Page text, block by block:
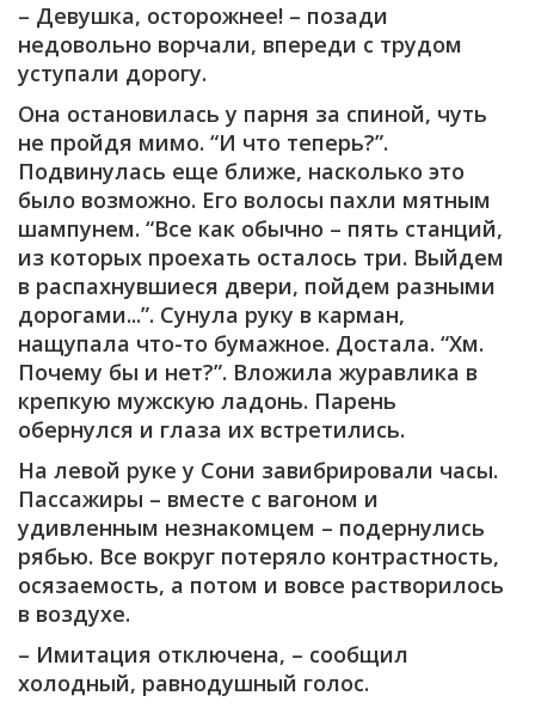
– Девушка, осторожнее! – позади
недовольно ворчали, впереди с трудом
уступали дорогу.
Она остановилась у парня за спиной, чуть
не пройдя мимо. “И что теперь?”.
Подвинулась еще ближе, насколько это
было возможно. Его волосы пахли мятным
шампунем. “Все как обычно – пять станций,
из которых проехать осталось три. Выйдем
в распахнувшиеся двери, пойдем разными
дорогами...”. Сунула руку в карман,
нащупала что-то бумажное. Достала. “Хм.
Почему бы и нет?”. Вложила журавлика в
крепкую мужскую ладонь. Парень
обернулся и глаза их встретились.
На левой руке у Сони завибрировали часы.
Пассажиры – вместе с вагоном и
удивленным незнакомцем – подернулись
рябью. Все вокруг потеряло контрастность,
осязаемость, а потом и вовсе растворилось
в воздухе.
– Имитация отключена, – сообщил
холодный, равнодушный голос.